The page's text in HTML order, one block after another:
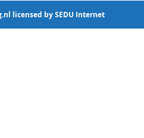
licensed by SEDU Internet